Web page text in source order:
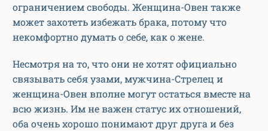
ограничением свободы. Женщина-Овен также
может захотеть избежать брака, потому что
некомфортно думать о себе, как о жене.
Несмотря на то, что они не хотят официально
связывать себя узами, мужчина-Стрелец и
женщина-Овен вполне могут остаться вместе на
всю жизнь. Им не важен статус их отношений,
оба очень хорошо понимают друг друга и без